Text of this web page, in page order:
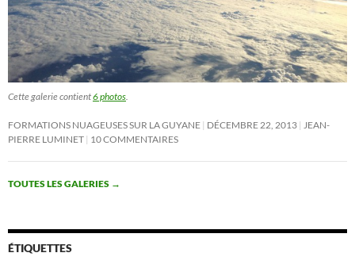
Cette galerie contient6 photos.
FORMATIONS NUAGEUSES SUR LA GUYANE DÉCEMBRE 22, 2013 JEAN-
PIERRE LUMINET 10 COMMENTAIRES
TOUTES LES GALERIES →
ÉTIQUETTES